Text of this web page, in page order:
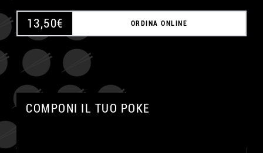
13,50€ ORDINA ONLINE
COMPONI IL TUO POKE